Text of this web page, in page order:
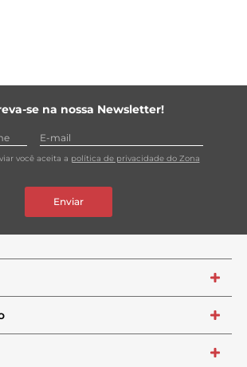
se na nossa Newsletter!
você aceita a política de privacidade do Zona
Enviar
+
+
+